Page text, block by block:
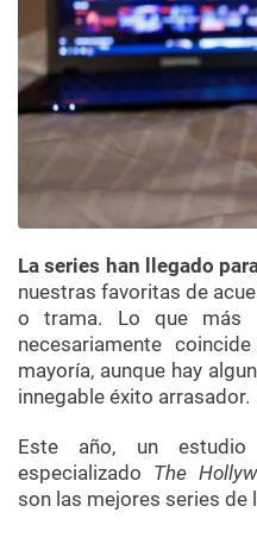
La series han llegado
nuestras favoritas de
o trama. Lo que más
necesariamente
mayoría, aunque hay
innegable éxito arrasador.
Este año, un
especializado The
son las mejores series de